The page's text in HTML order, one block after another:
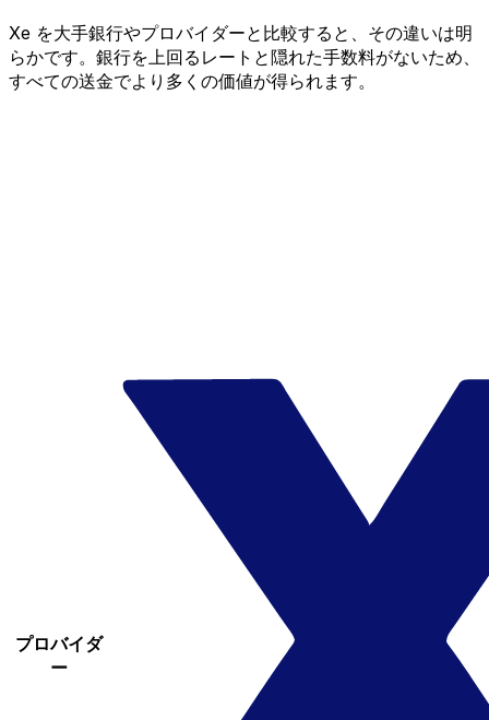
Xe を大手銀行やプロバイダーと比較すると、その違いは明
らかです。銀行を上回るレートと隠れた手数料がないため、
すべての送金でより多くの価値が得られます。
プロバイダ
ー